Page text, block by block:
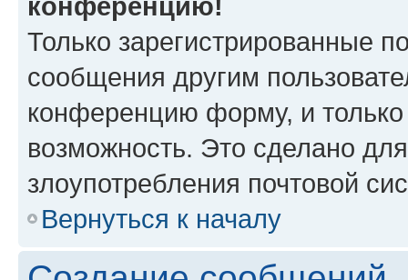
Только зарегистрированные
сообщения другим
конференцию форму, и
возможность. Это сделано
злоупотребления почтовой
Вернуться к началу